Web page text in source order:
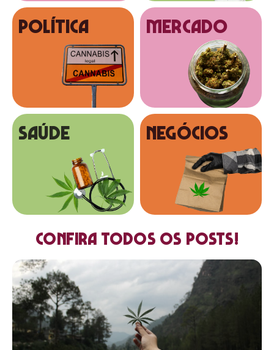
Política MERCADO
SAÚDE NEGÓCIOS
Confira todos os posts!